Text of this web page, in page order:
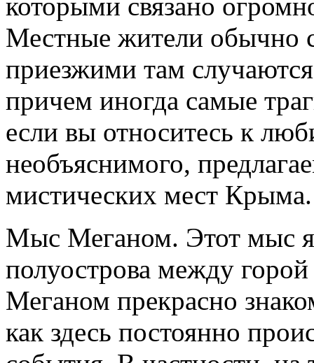
Местные жители обычно
приезжими там
причем иногда самые
если вы относитесь к
необъяснимого,
мистических мест Крыма.
Мыс Меганом. Этот мыс
полуострова между
Меганом прекрасно
как здесь постоянно